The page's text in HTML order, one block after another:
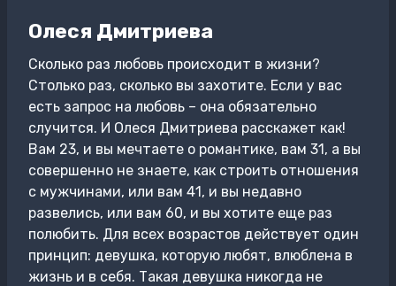
Олеся Дмитриева
Сколько раз любовь происходит в жизни?
Столько раз, сколько вы захотите. Если у вас
есть запрос на любовь – она обязательно
случится. И Олеся Дмитриева расскажет как!
Вам 23, и вы мечтаете о романтике, вам 31, а вы
совершенно не знаете, как строить отношения
с мужчинами, или вам 41, и вы недавно
развелись, или вам 60, и вы хотите еще раз
полюбить. Для всех возрастов действует один
принцип: девушка, которую любят, влюблена в
жизнь и в себя. Такая девушка никогда не